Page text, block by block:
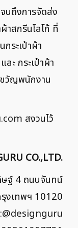
นถึงการจัดส่ง
าสกรีนโลโก้ ที่
ระเป๋าผ้า
ะ กระเป๋าผ้า
ขวัญพนักงาน
สงวนไว้
CO.,LTD.
ษฐ์ 4 ถนนจันทน์
งเทพฯ 10120
@designguru